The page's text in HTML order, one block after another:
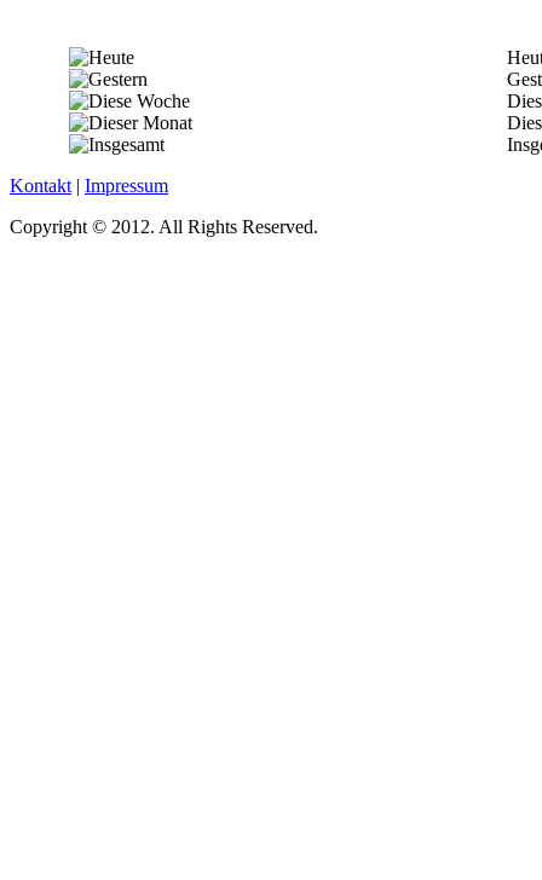
Kontakt | Impressum
Copyright © 2012. All Rights Reserved.